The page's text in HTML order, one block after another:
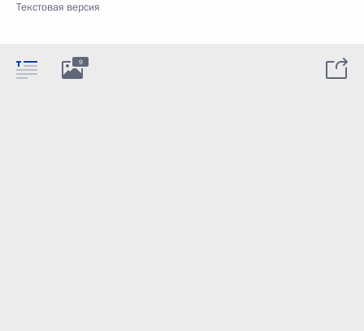
Текстовая версия
9